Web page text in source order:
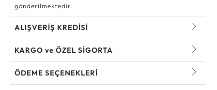
gönderilmektedir.
ALIŞVERİŞ KREDİSİ
KARGO ve ÖZEL SİGORTA
ÖDEME SEÇENEKLERİ